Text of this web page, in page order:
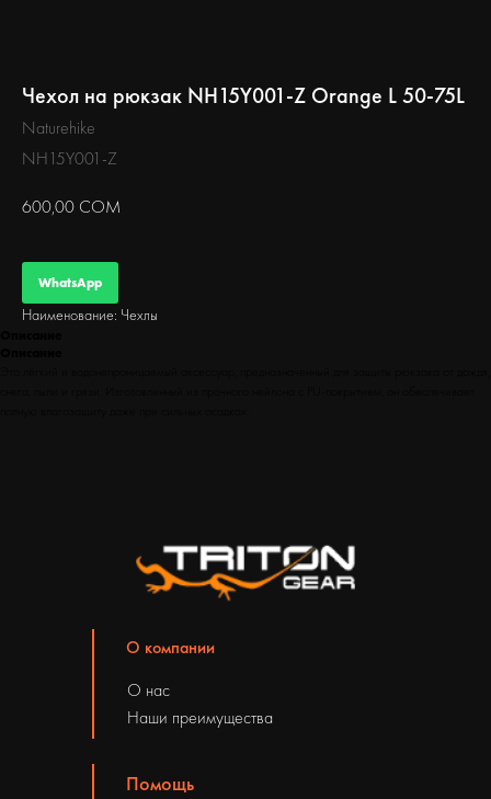
Чехол на рюкзак NH15Y001-Z Orange L 50-75L
Naturehike
NH15Y001-Z
600,00 СОМ
WhatsApp
Наименование: Чехлы
О компании
О нас
Наши преимущества
Помощь